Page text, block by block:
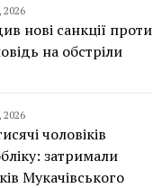
нові санкції проти
на обстріли
чоловіків
затримали
Мукачівського